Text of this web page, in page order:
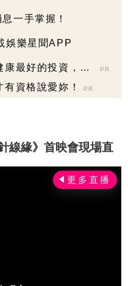
一手掌握！
態 即刻下載娛樂星聞APP
最好的投資，把
PR
資格說愛妳！ PR
線緣》首映會現場直